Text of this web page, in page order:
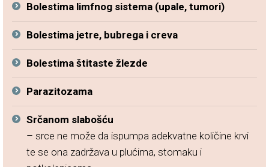
Bolestima limfnog sistema (upale, tumori)
Bolestima jetre, bubrega i creva
Bolestima štitaste žlezde
Parazitozama
Srčanom slabošću
– srce ne može da ispumpa adekvatne količine krvi
te se ona zadržava u plućima, stomaku i